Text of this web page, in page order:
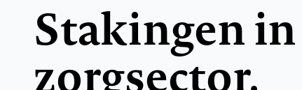
Stakingen in
zorgsector.